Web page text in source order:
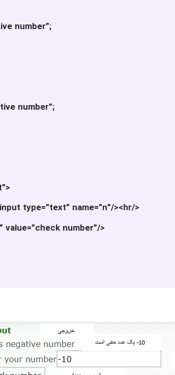
number”;
number”;
type=”text” name=”n”/><hr/>
value=”check number”/>